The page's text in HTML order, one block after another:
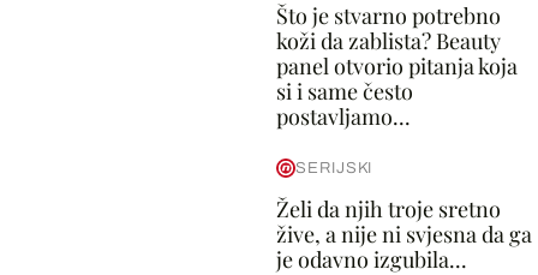
Što je stvarno potrebno
koži da zablista? Beauty
panel otvorio pitanja koja
si i same često
postavljamo...
SERIJSKI
Želi da njih troje sretno
žive, a nije ni svjesna da ga
je odavno izgubila...